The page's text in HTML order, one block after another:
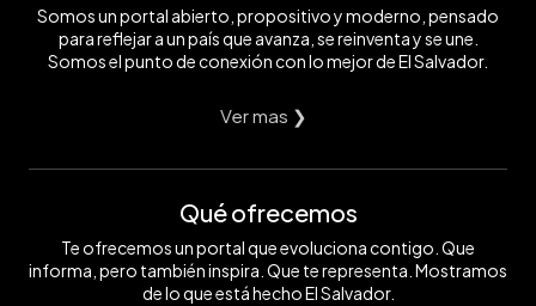
Somos un portal abierto, propositivo y moderno, pensado
para reflejar a un país que avanza, se reinventa y se une.
Somos el punto de conexión con lo mejor de El Salvador.
Ver mas ❯
Qué ofrecemos
Te ofrecemos un portal que evoluciona contigo. Que
informa, pero también inspira. Que te representa. Mostramos
de lo que está hecho El Salvador.